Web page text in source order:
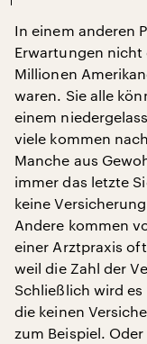
In einem anderen
Erwartungen
Millionen
waren. Sie alle
einem
viele kommen
Manche aus
immer das letzte
keine
Andere kommen
einer Arztpraxis
weil die Zahl der
Schließlich wird
die keinen
zum Beispiel.